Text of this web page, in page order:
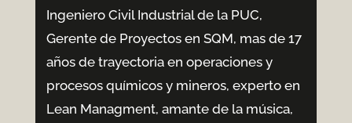
Ingeniero Civil Industrial de la PUC,
Gerente de Proyectos en SQM, mas de 17
años de trayectoria en operaciones y
procesos químicos y mineros, experto en
Lean Managment, amante de la música,